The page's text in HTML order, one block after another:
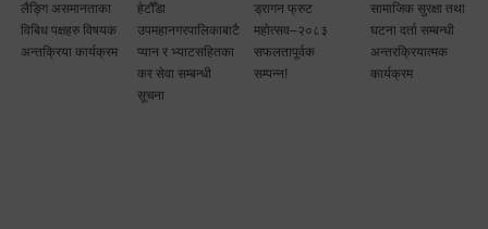
लैङ्गि असमानताका
विबिध पक्षहरु विषयक
अन्तक्रिया कार्यक्रम
हेटौँडा
उपमहानगरपालिकाबाटै
प्यान र भ्याटसहितका
कर सेवा सम्बन्धी
सूचना
ड्रागन फ्रुट
महोत्सव–२०८३
सफलतापूर्वक
सम्पन्न!
सामाजिक सुरक्षा तथा
घटना दर्ता सम्बन्धी
अन्तरक्रियात्मक
कार्यक्रम